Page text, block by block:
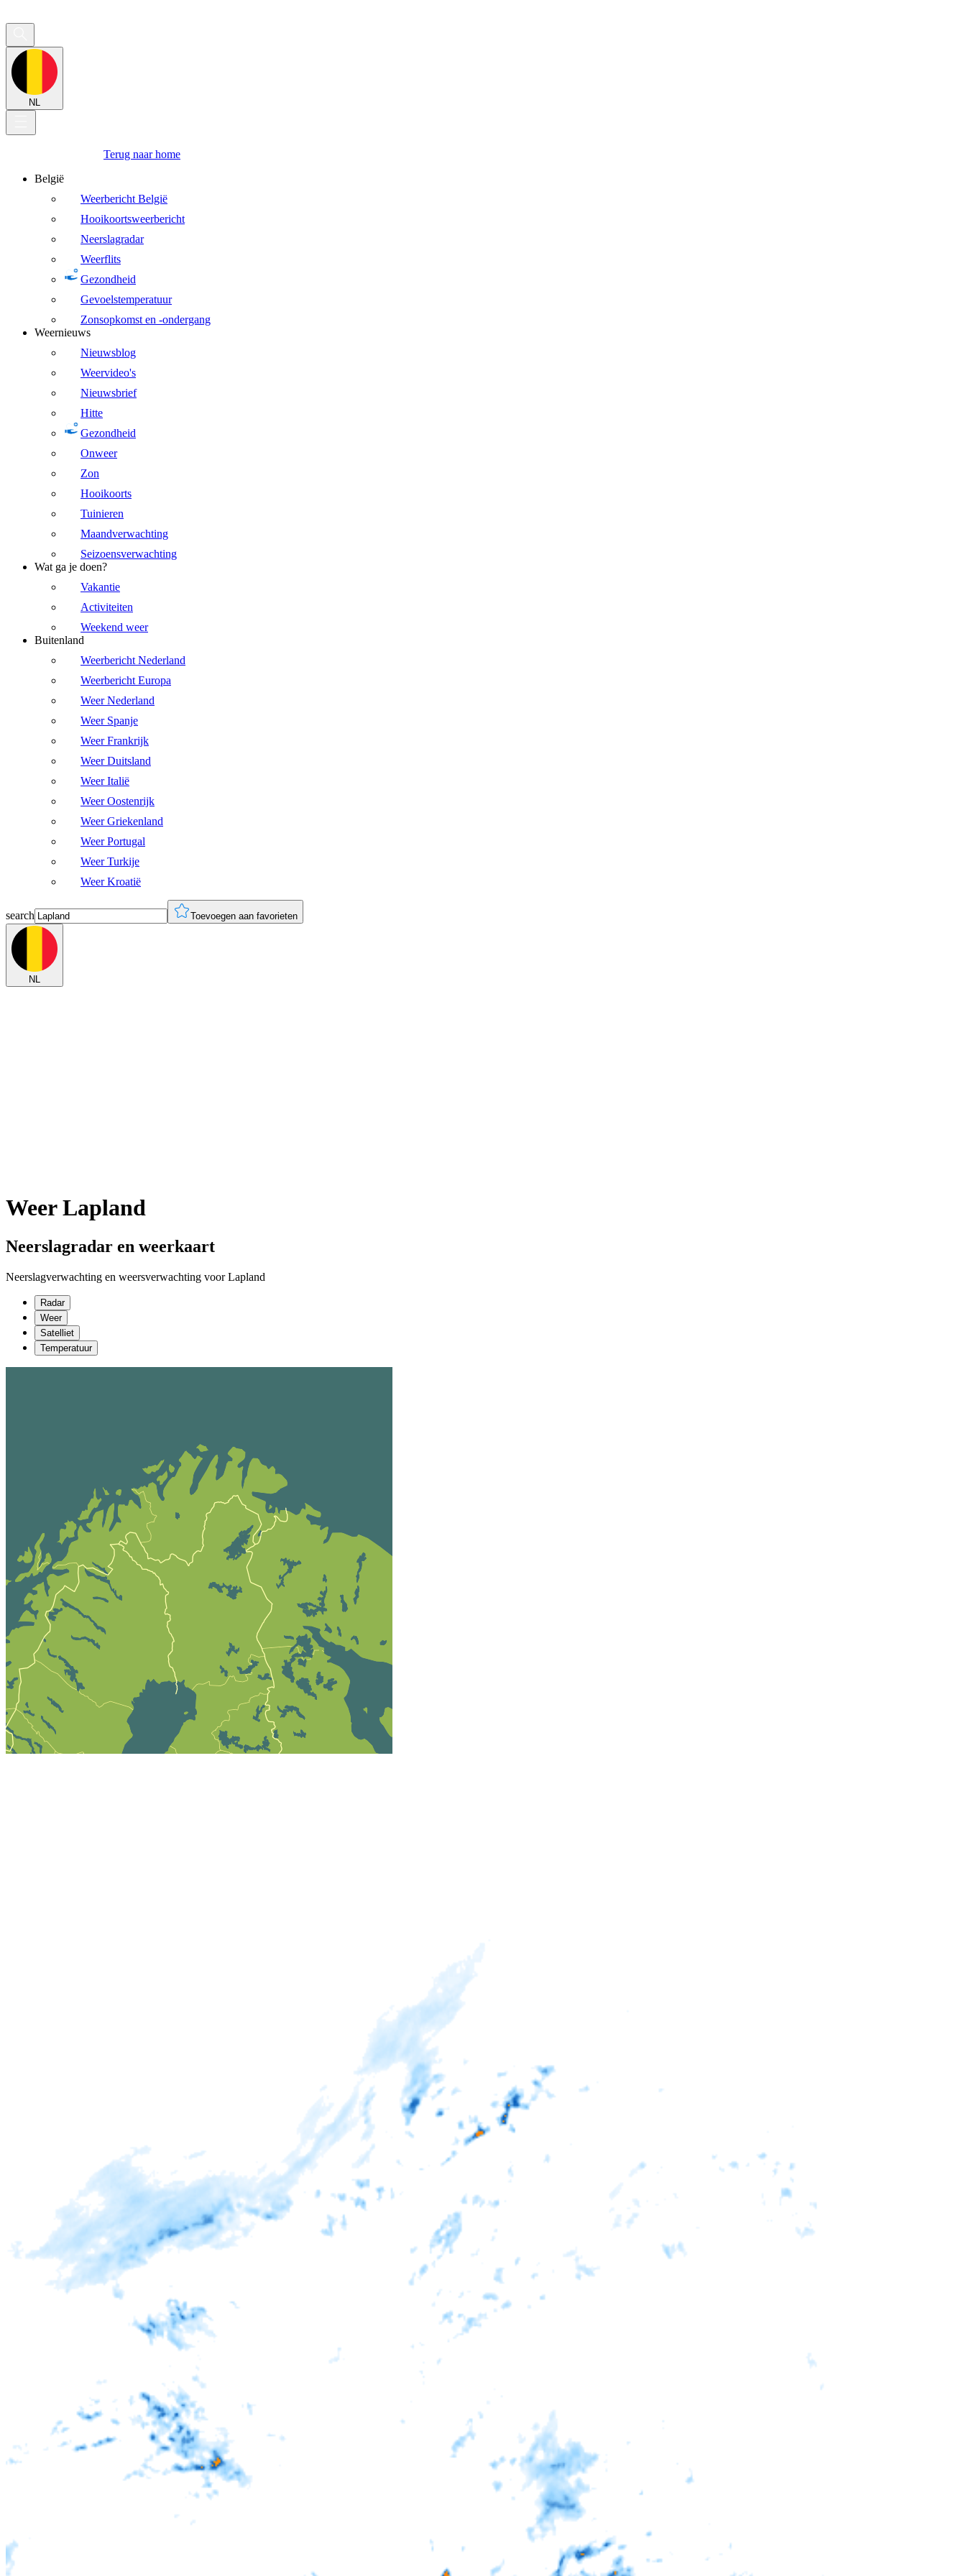
NL
Terug naar home
België
Weerbericht België
Hooikoortsweerbericht
Neerslagradar
Weerflits
Gezondheid
Gevoelstemperatuur
Zonsopkomst en -ondergang
Weernieuws
Nieuwsblog
Weervideo's
Nieuwsbrief
Hitte
Gezondheid
Onweer
Zon
Hooikoorts
Tuinieren
Maandverwachting
Seizoensverwachting
Wat ga je doen?
Vakantie
Activiteiten
Weekend weer
Buitenland
Weerbericht Nederland
Weerbericht Europa
Weer Nederland
Weer Spanje
Weer Frankrijk
Weer Duitsland
Weer Italië
Weer Oostenrijk
Weer Griekenland
Weer Portugal
Weer Turkije
Weer Kroatië
search Toevoegen aan favorieten
NL
Weer Lapland
Neerslagradar en weerkaart
Neerslagverwachting en weersverwachting voor Lapland
Radar
Weer
Satelliet
Temperatuur